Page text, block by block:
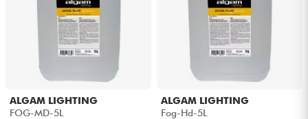
HiFi
Voir nos marques
ALGAM LIGHTING
FOG-MD-5L
ALGAM LIGHTING
Fog-Hd-5L